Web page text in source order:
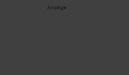
Anzeige